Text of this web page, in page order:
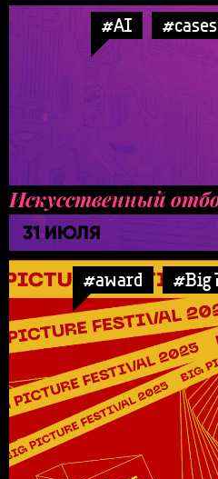
#AI #cases
Искусственный
31 ИЮЛЯ
#award #Big